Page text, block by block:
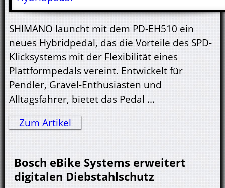
SHIMANO launcht mit dem PD-EH510 ein
neues Hybridpedal, das die Vorteile des SPD-
Klicksystems mit der Flexibilität eines
Plattformpedals vereint. Entwickelt für
Pendler, Gravel-Enthusiasten und
Alltagsfahrer, bietet das Pedal ...
Zum Artikel
Bosch eBike Systems erweitert
digitalen Diebstahlschutz